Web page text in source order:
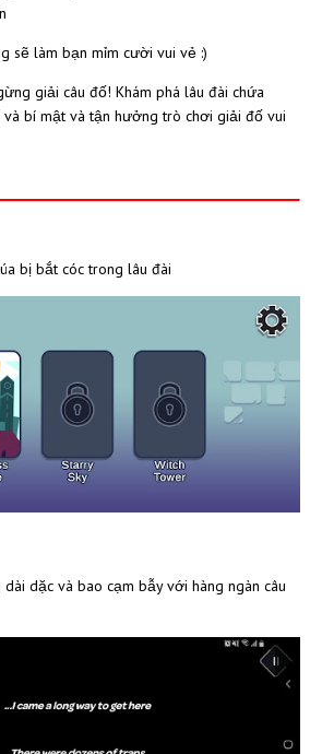
sẽ làm bạn mỉm cười vui vẻ :)
giải câu đố! Khám phá lâu đài chứa
bí mật và tận hưởng trò chơi giải đố vui
bị bắt cóc trong lâu đài
dặc và bao cạm bẫy với hàng ngàn câu